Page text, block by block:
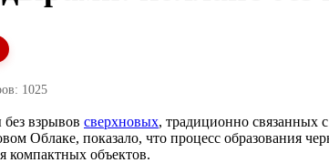
1025
взрывов сверхновых, традиционно связанных
Облаке, показало, что процесс образования
компактных объектов.